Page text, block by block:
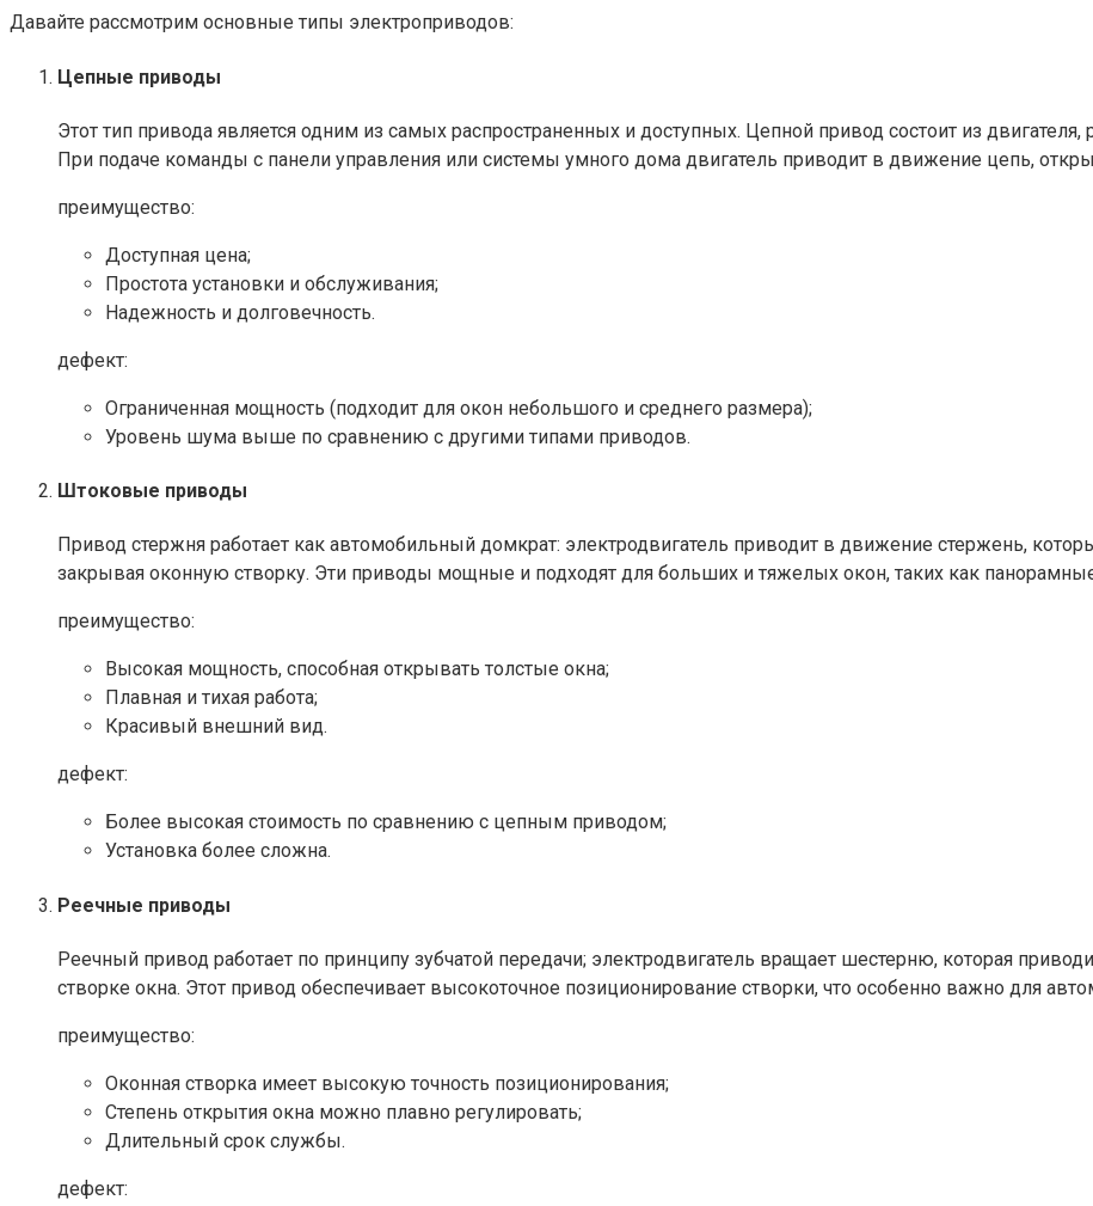
Давайте рассмотрим основные типы электроприводов:
Цепные приводы
Этот тип привода является одним из самых распространенных и доступных. Цепной привод состоит из двигателя,
При подаче команды с панели управления или системы умного дома двигатель приводит в движение цепь,
преимущество:
Доступная цена;
Простота установки и обслуживания;
Надежность и долговечность.​
дефект:
Ограниченная мощность (подходит для окон небольшого и среднего размера);
Уровень шума выше по сравнению с другими типами приводов.​
Штоковые приводы
Привод стержня работает как автомобильный домкрат: электродвигатель приводит в движение стержень,
закрывая оконную створку. Эти приводы мощные и подходят для больших и тяжелых окон, таких как
преимущество:
Высокая мощность, способная открывать толстые окна;
Плавная и тихая работа;
Красивый внешний вид.​
дефект:
Более высокая стоимость по сравнению с цепным приводом;
Установка более сложна.​
Реечные приводы
Реечный привод работает по принципу зубчатой ​​передачи; электродвигатель вращает шестерню, которая
створке окна. Этот привод обеспечивает высокоточное позиционирование створки, что особенно важно для
преимущество:
Оконная створка имеет высокую точность позиционирования;
Степень открытия окна можно плавно регулировать;
Длительный срок службы.​
дефект: